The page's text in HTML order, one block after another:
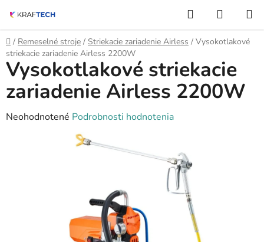
obsah
Hľadať
KOŠÍK
Domov
/ Remeselné stroje / Striekacie zariadenie Airless / Vysokotlakové
striekacie zariadenie Airless 2200W
Vysokotlakové striekacie
zariadenie Airless 2200W
Priemerné
Neohodnotené Podrobnosti hodnotenia